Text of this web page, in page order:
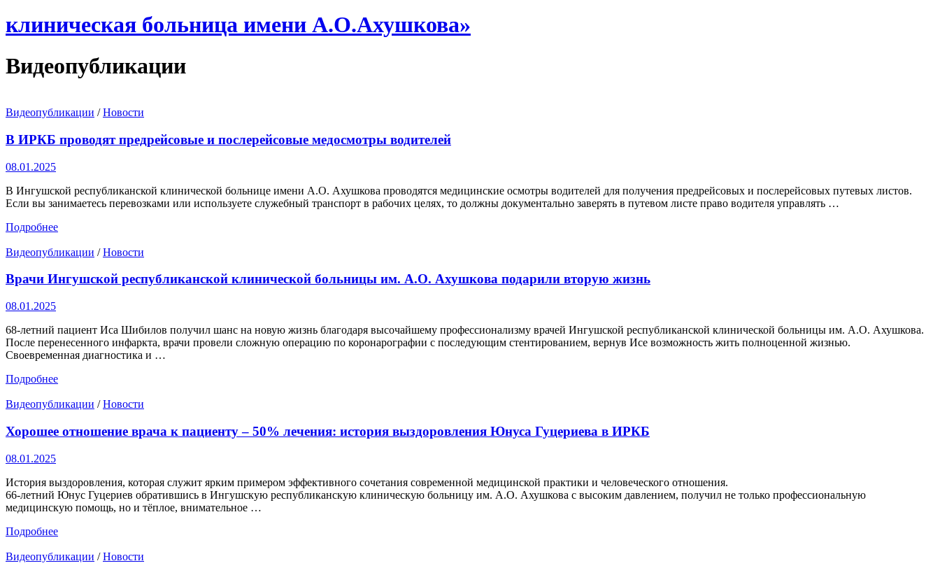
клиническая больница имени А.О.Ахушкова»
Видеопубликации
Видеопубликации /Новости
В ИРКБ проводят предрейсовые и послерейсовые медосмотры водителей
08.01.2025
В Ингушской республиканской клинической больнице имени А.О. Ахушкова проводятся медицинские осмотры водителей для получения предрейсовых и послерейсовых путевых листов.
Если вы занимаетесь перевозками или используете служебный транспорт в рабочих целях, то должны документально заверять в путевом листе право водителя управлять …
Подробнее
Видеопубликации /Новости
Врачи Ингушской республиканской клинической больницы им. А.О. Ахушкова подарили вторую жизнь
08.01.2025
68-летний пациент Иса Шибилов получил шанс на новую жизнь благодаря высочайшему профессионализму врачей Ингушской республиканской клинической больницы им. А.О. Ахушкова.
После перенесенного инфаркта, врачи провели сложную операцию по коронарографии с последующим стентированием, вернув Исе возможность жить полноценной жизнью.
Своевременная диагностика и …
Подробнее
Видеопубликации /Новости
Хорошее отношение врача к пациенту – 50% лечения: история выздоровления Юнуса Гуцериева в ИРКБ
08.01.2025
История выздоровления, которая служит ярким примером эффективного сочетания современной медицинской практики и человеческого отношения.
66-летний Юнус Гуцериев обратившись в Ингушскую республиканскую клиническую больницу им. А.О. Ахушкова с высоким давлением, получил не только профессиональную
медицинскую помощь, но и тёплое, внимательное …
Подробнее
Видеопубликации /Новости